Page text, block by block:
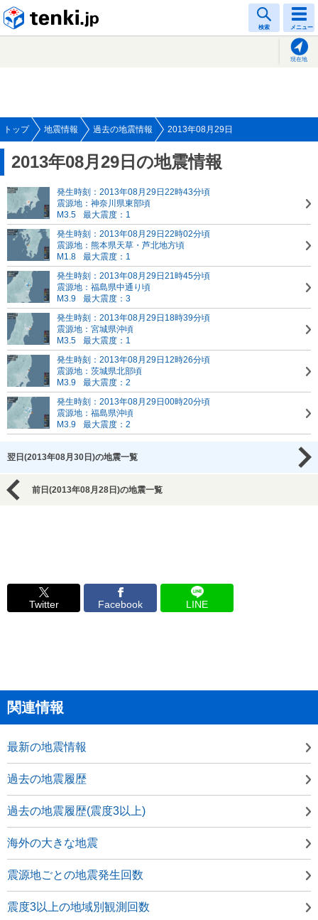
検索 メニュー
現在地
トップ 地震情報 過去の地震情報 2013年08月29日
2013年08月29日の地震情報
発生時刻：2013年08月29日22時43分頃
震源地：神奈川県東部頃
M3.5
最大震度：1
発生時刻：2013年08月29日22時02分頃
震源地：熊本県天草・芦北地方頃
M1.8
最大震度：1
発生時刻：2013年08月29日21時45分頃
震源地：福島県中通り頃
M3.9
最大震度：3
発生時刻：2013年08月29日18時39分頃
震源地：宮城県沖頃
M3.5
最大震度：1
発生時刻：2013年08月29日12時26分頃
震源地：茨城県北部頃
M3.9
最大震度：2
発生時刻：2013年08月29日00時20分頃
震源地：福島県沖頃
M3.9
最大震度：2
翌日(2013年08月30日)の地震一覧
前日(2013年08月28日)の地震一覧
Twitter Facebook LINE
関連情報
最新の地震情報
過去の地震履歴
過去の地震履歴(震度3以上)
海外の大きな地震
震源地ごとの地震発生回数
震度3以上の地域別観測回数